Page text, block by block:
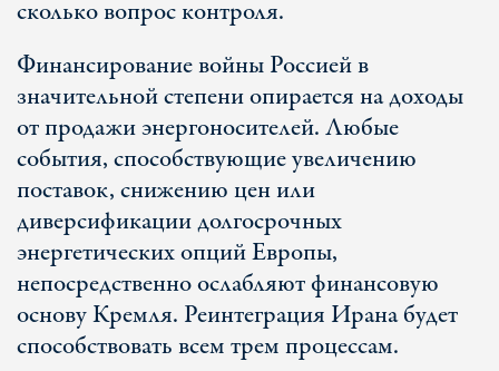
сколько вопрос контроля.
Финансирование войны Россией в
значительной степени опирается на доходы
от продажи энергоносителей. Любые
события, способствующие увеличению
поставок, снижению цен или
диверсификации долгосрочных
энергетических опций Европы,
непосредственно ослабляют финансовую
основу Кремля. Реинтеграция Ирана будет
способствовать всем трем процессам.